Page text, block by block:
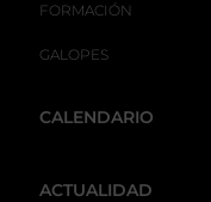
FORMACIÓN
GALOPES
CALENDARIO
ACTUALIDAD